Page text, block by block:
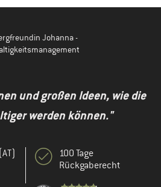
Johanna -
und großen Ideen, wie die
werden können."
100 Tage
Rückgaberecht